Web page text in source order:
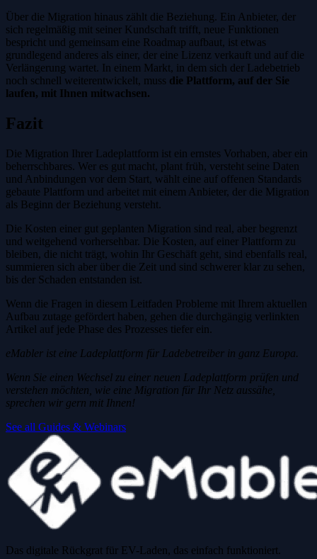
Über die Migration hinaus zählt die Beziehung. Ein Anbieter, der
sich regelmäßig mit seiner Kundschaft trifft, neue Funktionen
bespricht und gemeinsam eine Roadmap aufbaut, ist etwas
grundlegend anderes als einer, der eine Lizenz verkauft und auf die
Verlängerung wartet. In einem Markt, in dem sich der Ladebetrieb
noch schnell weiterentwickelt, muss die Plattform, auf der Sie
laufen, mit Ihnen mitwachsen.
Fazit
Die Migration Ihrer Ladeplattform ist ein ernstes Vorhaben, aber ein
beherrschbares. Wer es gut macht, plant früh, versteht seine Daten
und Anbindungen vor dem Start, wählt eine auf offenen Standards
gebaute Plattform und arbeitet mit einem Anbieter, der die Migration
als Beginn der Beziehung versteht.
Die Kosten einer gut geplanten Migration sind real, aber begrenzt
und weitgehend vorhersehbar. Die Kosten, auf einer Plattform zu
bleiben, die nicht trägt, wohin Ihr Geschäft geht, sind ebenfalls real,
summieren sich aber über die Zeit und sind schwerer klar zu sehen,
bis der Schaden entstanden ist.
Wenn die Fragen in diesem Leitfaden Probleme mit Ihrem aktuellen
Aufbau zutage gefördert haben, gehen die durchgängig verlinkten
Artikel auf jede Phase des Prozesses tiefer ein.
eMabler ist eine Ladeplattform für Ladebetreiber in ganz Europa.
Wenn Sie einen Wechsel zu einer neuen Ladeplattform prüfen und
verstehen möchten, wie eine Migration für Ihr Netz aussähe,
sprechen wir gern mit Ihnen!
See all Guides & Webinars
Das digitale Rückgrat für EV-Laden, das einfach funktioniert.